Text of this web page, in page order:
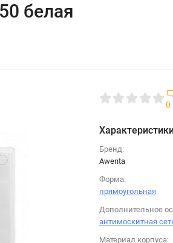
белая
0
Бренд:
Awenta
Форма:
прямоугольная
Дополнительное
антимоскитная
Материал корпуса: